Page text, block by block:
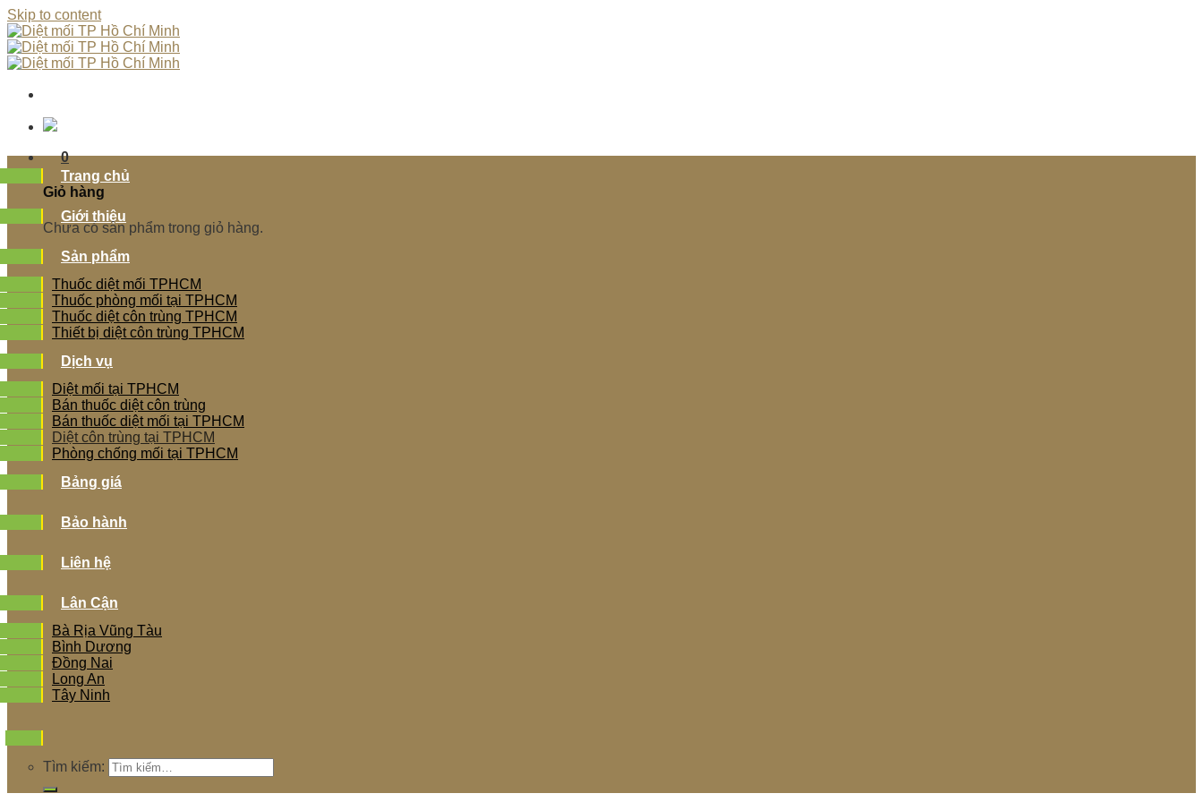
Skip to content
0
Giỏ hàng
Chưa có sản phẩm trong giỏ hàng.
Trang chủ
Giới thiệu
Sản phẩm
Thuốc diệt mối TPHCM
Thuốc phòng mối tại TPHCM
Thuốc diệt côn trùng TPHCM
Thiết bị diệt côn trùng TPHCM
Dịch vụ
Diệt mối tại TPHCM
Bán thuốc diệt côn trùng
Bán thuốc diệt mối tại TPHCM
Diệt côn trùng tại TPHCM
Phòng chống mối tại TPHCM
Bảng giá
Bảo hành
Liên hệ
Lân Cận
Bà Rịa Vũng Tàu
Bình Dương
Đồng Nai
Long An
Tây Ninh
Tìm kiếm: